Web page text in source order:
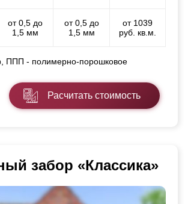
от 0,5 до
1,5 мм
от 0,5 до
1,5 мм
от 1039
руб. кв.м.
ППП - полимерно-порошковое
Расчитать стоимость
забор «Классика»